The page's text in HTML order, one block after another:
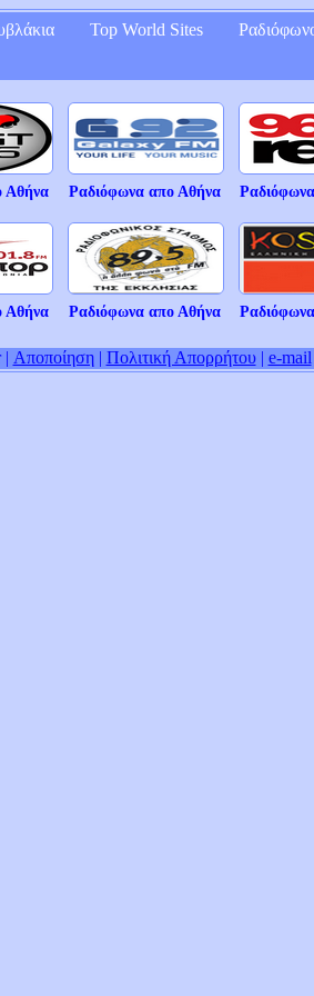
Top World Sites
Αθήνα Ραδιόφωνα απο Αθήνα
Αθήνα Ραδιόφωνα απο Αθήνα
| Αποποίηση| Πολιτική Απορρήτου| e-mail